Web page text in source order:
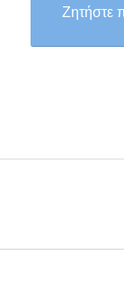
Ζητήστε